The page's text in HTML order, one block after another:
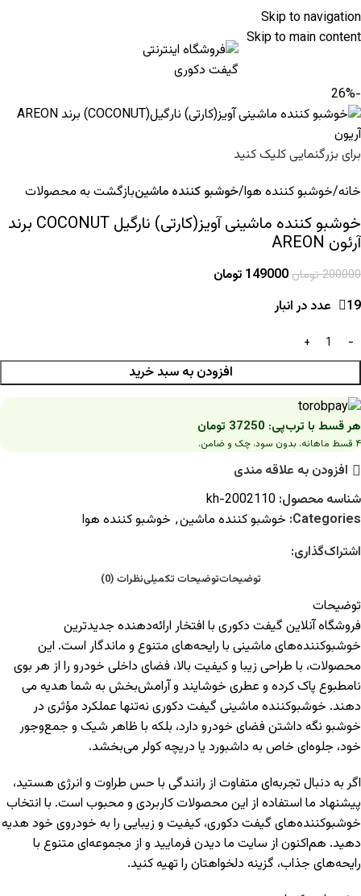
Skip to navigation
Skip to main content
-26%
برای بزرگنمایی کلیک کنید
خانه خوشبو کننده هوا خوشبو کننده ماشینبازگشت به محصولات
خوشبو کننده ماشینی آویز(کارتی) نارگیل COCONUT برند
آرئون AREON
200000تومان149000 تومان
19 عدد در انبار
افزودن به سبد خرید
هر قسط با ترب‌پی: 37250 تومان
۴ قسط ماهانه. بدون سود، چک و ضامن.
افزودن به علاقه مندی
شناسه محصول: 2002110-kh
Categories: خوشبو کننده ماشین, خوشبو کننده هوا
اشتراک‌گذاری:
توضیحاتتوضیحات تکمیلینظرات (0)
توضیحات
فروشگاه آنلاین گیفت دکوری با افتخار ارائه‌دهنده جدیدترین
خوشبوکننده‌های ماشینی با رایحه‌های متنوع و ماندگار است. این
محصولات، با طراحی زیبا و کیفیت بالا، فضای داخلی خودرو را از هر بوی
نامطبوع پاک کرده و عطری خوشایند و آرامش‌بخش به شما هدیه می
دهند. خوشبوکننده ماشینی گیفت دکوری نه‌تنها عملکرد مؤثری در
خوشبو نگه داشتن فضای خودرو دارد، بلکه با ظاهر شیک و جمع‌وجور
خود، جلوه‌ای خاص به داشبورد یا دریچه کولر می‌بخشد.
اگر به دنبال تجربه‌ای متفاوت از رانندگی با حس طراوت و انرژی هستید،
پیشنهاد ما استفاده از این محصولات کاربردی و محبوب است. با انتخاب
خوشبوکننده‌های گیفت دکوری، کیفیت و زیبایی را به خودروی خود هدیه
دهید. هم‌اکنون از سایت ما دیدن فرمایید و از مجموعه‌ای متنوع با
رایحه‌های جذاب، گزینه دلخواهتان را تهیه کنید.